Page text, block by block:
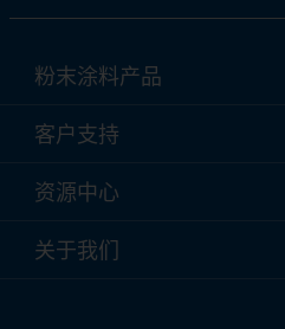
粉末涂料产品
各行业的 Interpon 粉末涂料产品
Interpon 粉末涂料颜色选择
客户支持
技术服务与支持
全球客户服务
资源中心
Interpon 资源中心
关于我们